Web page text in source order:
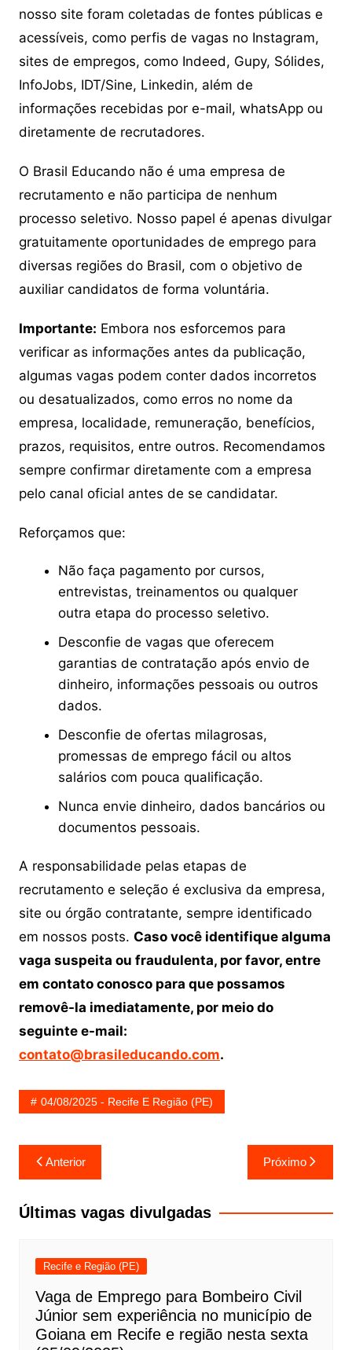
nosso site foram coletadas de fontes públicas e
acessíveis, como perfis de vagas no Instagram,
sites de empregos, como Indeed, Gupy, Sólides,
InfoJobs, IDT/Sine, Linkedin, além de
informações recebidas por e-mail, whatsApp ou
diretamente de recrutadores.
O Brasil Educando não é uma empresa de
recrutamento e não participa de nenhum
processo seletivo. Nosso papel é apenas divulgar
gratuitamente oportunidades de emprego para
diversas regiões do Brasil, com o objetivo de
auxiliar candidatos de forma voluntária.
Importante: Embora nos esforcemos para
verificar as informações antes da publicação,
algumas vagas podem conter dados incorretos
ou desatualizados, como erros no nome da
empresa, localidade, remuneração, benefícios,
prazos, requisitos, entre outros. Recomendamos
sempre confirmar diretamente com a empresa
pelo canal oficial antes de se candidatar.
Reforçamos que:
Não faça pagamento por cursos,
entrevistas, treinamentos ou qualquer
outra etapa do processo seletivo.
Desconfie de vagas que oferecem
garantias de contratação após envio de
dinheiro, informações pessoais ou outros
dados.
Desconfie de ofertas milagrosas,
promessas de emprego fácil ou altos
salários com pouca qualificação.
Nunca envie dinheiro, dados bancários ou
documentos pessoais.
A responsabilidade pelas etapas de
recrutamento e seleção é exclusiva da empresa,
site ou órgão contratante, sempre identificado
em nossos posts. Caso você identifique alguma
vaga suspeita ou fraudulenta, por favor, entre
em contato conosco para que possamos
removê-la imediatamente, por meio do
seguinte e-mail:
contato@brasileducando.com.
04/08/2025 - Recife E Região (PE)
Navegação
de
Post
Anterior Próximo
Últimas vagas divulgadas
Recife e Região (PE)
Vaga de Emprego para Bombeiro Civil
Júnior sem experiência no município de
Goiana em Recife e região nesta sexta